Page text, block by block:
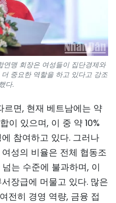
맹 회장은 여성들이 집단경제와
중요한 역할을 하고 있다고 강조
했다.
르면, 현재 베트남에는 약
이 있으며, 이 중 약 10%
참여하고 있다. 그러나
성의 비율은 전체 협동조
는 수준에 불과하며, 이
장급에 머물고 있다. 많은
전히 경영 역량, 금융 접